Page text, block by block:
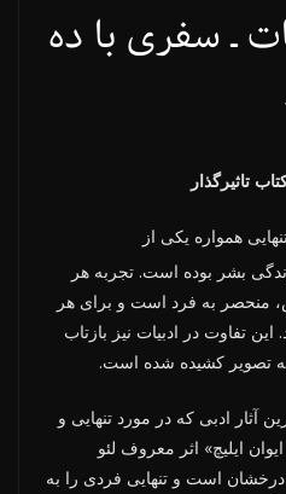
ـ سفری با ده
تاثیرگذار
همواره یکی از
بشر بوده است. تجربه هر
منحصر به فرد است و برای هر
تفاوت در ادبیات نیز بازتاب
به تصویر کشیده شده است.
آثار ادبی که در مورد تنهایی و
ایلیچ» اثر معروف لئو
است و تنهایی فردی را به